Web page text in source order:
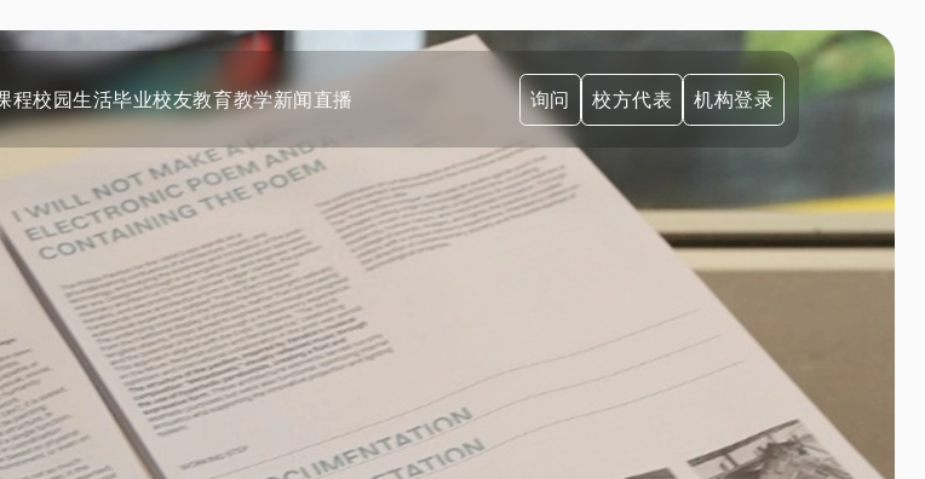
程校园生活毕业校友教育教学新闻直播 询问 校方代表 机构登录